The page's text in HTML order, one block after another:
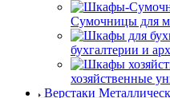
Сумочницы для
бухгалтерии и
хозяйственные
Верстаки